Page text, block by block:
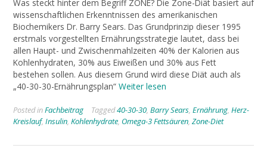
Was steckt hinter dem Begriff ZONE? Die Zone-Diät basiert auf
wissenschaftlichen Erkenntnissen des amerikanischen
Biochemikers Dr. Barry Sears. Das Grundprinzip dieser 1995
erstmals vorgestellten Ernährungsstrategie lautet, dass bei
allen Haupt- und Zwischenmahlzeiten 40% der Kalorien aus
Kohlenhydraten, 30% aus Eiweißen und 30% aus Fett
bestehen sollen. Aus diesem Grund wird diese Diät auch als
„40-30-30-Ernährungsplan“ Weiter lesen
Posted inFachbeitrag Tagged40-30-30, Barry Sears, Ernährung, Herz-
Kreislauf, Insulin, Kohlenhydrate, Omega-3 Fettsäuren, Zone-Diet